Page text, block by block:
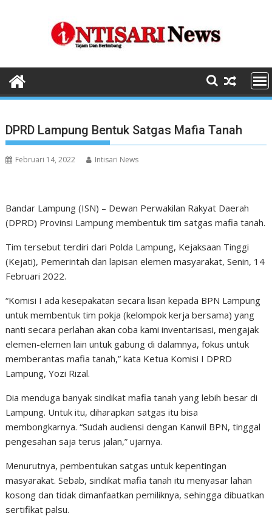
DPRD Lampung Bentuk Satgas Mafia Tanah
Februari 14, 2022 Intisari News
Bandar Lampung (ISN) – Dewan Perwakilan Rakyat Daerah
(DPRD) Provinsi Lampung membentuk tim satgas mafia tanah.
Tim tersebut terdiri dari Polda Lampung, Kejaksaan Tinggi
(Kejati), Pemerintah dan lapisan elemen masyarakat, Senin, 14
Februari 2022.
“Komisi I ada kesepakatan secara lisan kepada BPN Lampung
untuk membentuk tim pokja (kelompok kerja bersama) yang
nanti secara perlahan akan coba kami inventarisasi, mengajak
elemen-elemen lain untuk gabung di dalamnya, fokus untuk
memberantas mafia tanah,” kata Ketua Komisi I DPRD
Lampung, Yozi Rizal.
Dia menduga banyak sindikat mafia tanah yang lebih besar di
Lampung. Untuk itu, diharapkan satgas itu bisa
membongkarnya. “Sudah audiensi dengan Kanwil BPN, tinggal
pengesahan saja terus jalan,” ujarnya.
Menurutnya, pembentukan satgas untuk kepentingan
masyarakat. Sebab, sindikat mafia tanah itu menyasar lahan
kosong dan tidak dimanfaatkan pemiliknya, sehingga dibuatkan
sertifikat palsu.